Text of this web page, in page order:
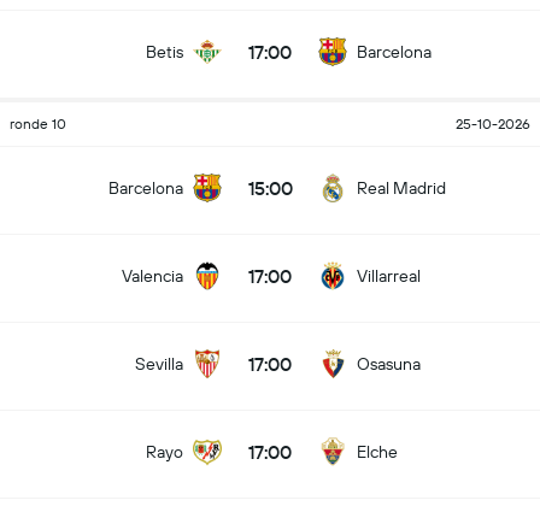
Betis 17:00 Barcelona
ronde 10 25-10-2026
Barcelona 15:00 Real Madrid
Valencia 17:00 Villarreal
Sevilla 17:00 Osasuna
Rayo 17:00 Elche